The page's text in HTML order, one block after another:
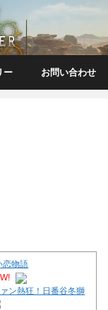
ー お問い合わせ
恋物語
ン熱狂！日番谷冬獅